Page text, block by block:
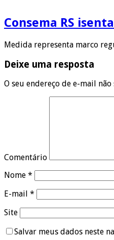
Consema RS
Medida representa marco
Deixe uma resposta
O seu endereço de e-mail
Comentário
Nome *
E-mail *
Site
Salvar meus dados neste